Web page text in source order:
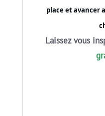
place et avancer
Laissez vous